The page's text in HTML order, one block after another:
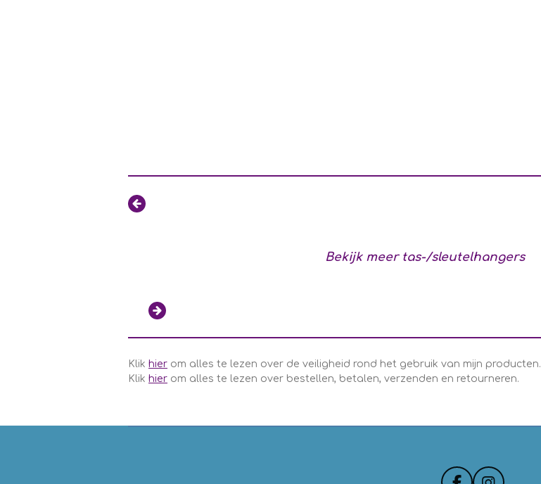
Bekijk meer tas-/sleutelhangers
Klik hier om alles te lezen over de veiligheid rond het gebruik van mijn producten.
Klik hier om alles te lezen over bestellen, betalen, verzenden en retourneren.